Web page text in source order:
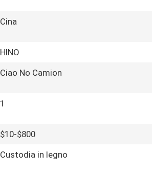
Cina
HINO
Ciao No Camion
1
$10-$800
Custodia in legno